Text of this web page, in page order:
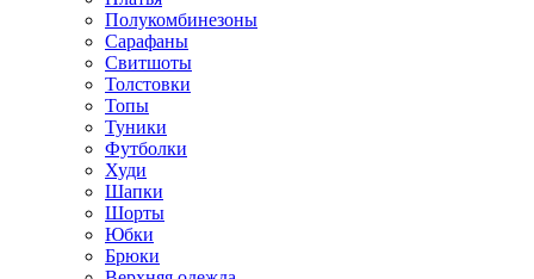
Полукомбинезоны
Сарафаны
Свитшоты
Толстовки
Топы
Туники
Футболки
Худи
Шапки
Шорты
Юбки
Брюки